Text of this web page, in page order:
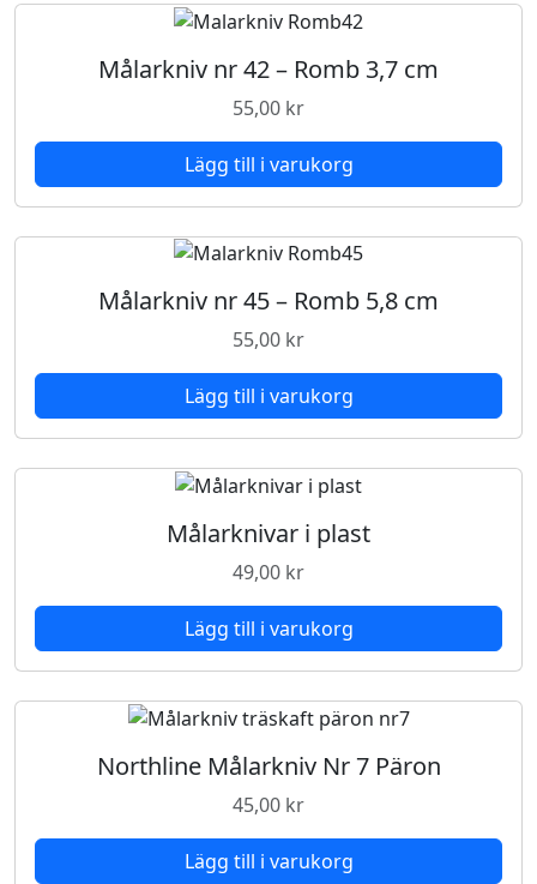
Målarkniv nr 42 – Romb 3,7 cm
55,00 kr
Lägg till i varukorg
Målarkniv nr 45 – Romb 5,8 cm
55,00 kr
Lägg till i varukorg
Målarknivar i plast
49,00 kr
Lägg till i varukorg
Northline Målarkniv Nr 7 Päron
45,00 kr
Lägg till i varukorg